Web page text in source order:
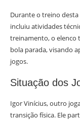
Durante o treino desta
incluiu atividades
treinamento, o elenco
bola parada, visando
jogos.
Situação dos
Igor Vinícius, outro
transição física. Ele